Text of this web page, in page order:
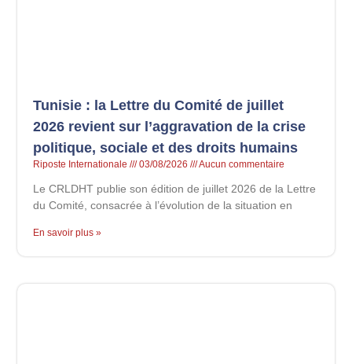
Tunisie : la Lettre du Comité de juillet
2026 revient sur l’aggravation de la crise
politique, sociale et des droits humains
Riposte Internationale 03/08/2026 Aucun commentaire
Le CRLDHT publie son édition de juillet 2026 de la Lettre
du Comité, consacrée à l’évolution de la situation en
En savoir plus »